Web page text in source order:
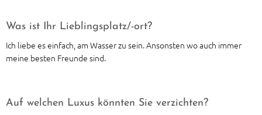
Was ist Ihr Lieblingsplatz/-ort?
Ich liebe es einfach, am Wasser zu sein. Ansonsten wo auch immer
meine besten Freunde sind.
Auf welchen Luxus könnten Sie verzichten?